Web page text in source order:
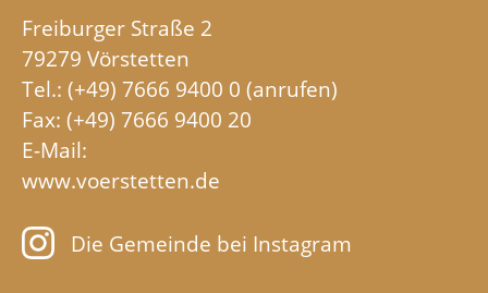
Freiburger Straße 2
79279 Vörstetten
Tel.: (+49) 7666 9400 0
Fax: (+49) 7666 9400 20
E-Mail:
www.voerstetten.de
Die Gemeinde bei Instagram